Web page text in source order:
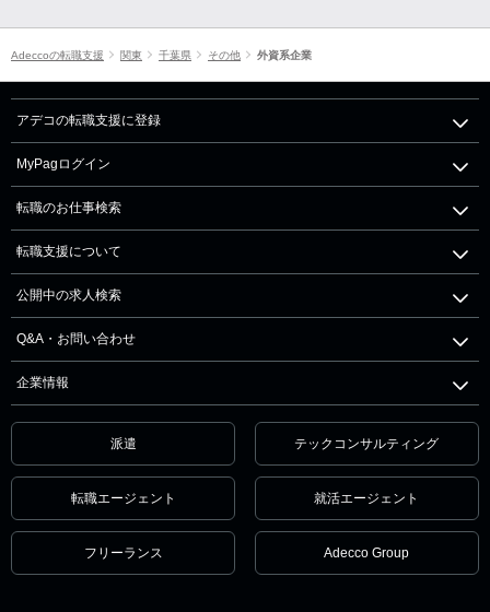
Adeccoの転職支援 関東 千葉県 その他 外資系企業
アデコの転職支援に登録
MyPagログイン
転職のお仕事検索
転職支援について
公開中の求人検索
Q&A・お問い合わせ
企業情報
派遣 テックコンサルティング
転職エージェント 就活エージェント
フリーランス Adecco Group